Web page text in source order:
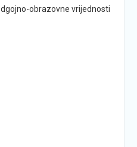
obrazovne vrijednosti